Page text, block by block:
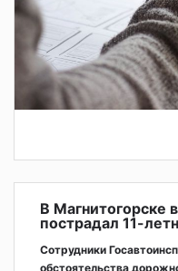
В Магнитогорске
пострадал 11-
Сотрудники
обстоятельства